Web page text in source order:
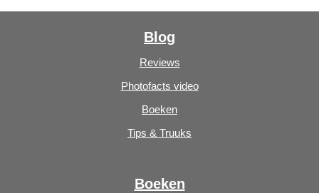
Blog
Reviews
Photofacts video
Boeken
Tips & Truuks
Boeken